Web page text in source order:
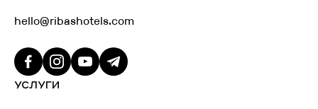
УСЛУГИ
hello@ribashotels.com